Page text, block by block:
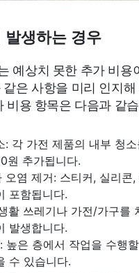
발생하는 경우
예상치 못한 추가 비용
은 사항을 미리 인지
비용 항목은 다음과 같
: 각 가전 제품의 내부 청
원 추가됩니다.
오염 제거: 스티커, 실리콘,
포함됩니다.
활 쓰레기나 가전/가구를
발생합니다.
높은 층에서 작업을 수행
수 있습니다.